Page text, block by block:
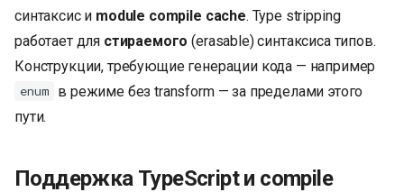
и
я
синтаксис и module compile cache. Type stripping
работает для стираемого (erasable) синтаксиса типов.
Конструкции, требующие генерации кода — например
enum
в режиме без transform — за пределами этого
пути.
Поддержка TypeScript и compile